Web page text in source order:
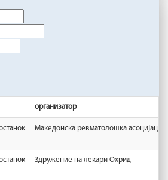
организатор
Македонска ревматолошка
Здружение на лекари Охрид